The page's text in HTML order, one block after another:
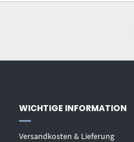
WICHTIGE INFORMATION
Versandkosten & Lieferung